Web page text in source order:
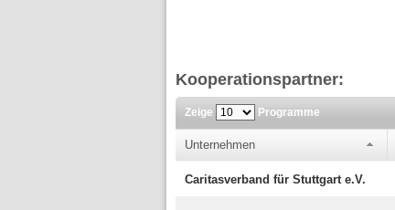
Kooperationspartner:
Zeige Programme
Unternehmen
Caritasverband für Stuttgart e.V.